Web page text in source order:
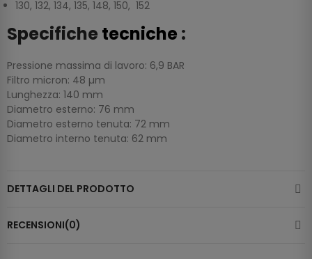
130, 132, 134, 135, 148, 150, 152
Specifiche tecniche :
Pressione massima di lavoro: 6,9 BAR
Filtro micron: 48 µm
Lunghezza: 140 mm
Diametro esterno: 76 mm
Diametro esterno tenuta: 72 mm
Diametro interno tenuta: 62 mm
DETTAGLI DEL PRODOTTO
RECENSIONI(0)